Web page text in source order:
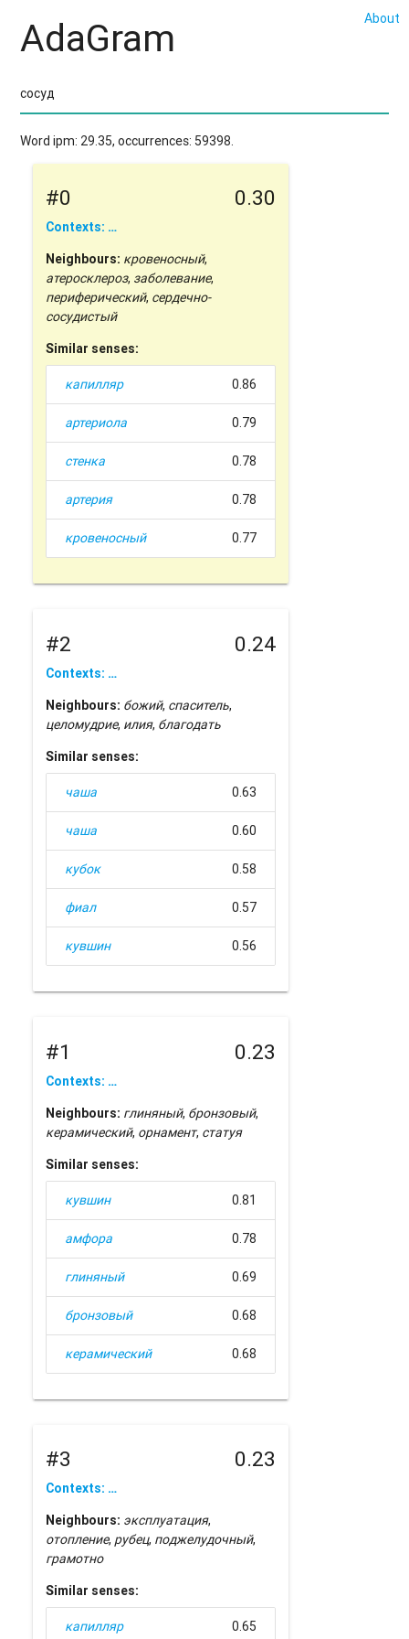
About
AdaGram
Word ipm: 29.35, occurrences: 59398.
#0 0.30
Contexts: …
Neighbours: кровеносный,
атеросклероз, заболевание,
периферический, сердечно-
сосудистый
Similar senses:
капилляр 0.86
артериола 0.79
стенка 0.78
артерия 0.78
кровеносный 0.77
#2 0.24
Contexts: …
Neighbours: божий, спаситель,
целомудрие, илия, благодать
Similar senses:
чаша 0.63
чаша 0.60
кубок 0.58
фиал 0.57
кувшин 0.56
#1 0.23
Contexts: …
Neighbours: глиняный, бронзовый,
керамический, орнамент, статуя
Similar senses:
кувшин 0.81
амфора 0.78
глиняный 0.69
бронзовый 0.68
керамический 0.68
#3 0.23
Contexts: …
Neighbours: эксплуатация,
отопление, рубец, поджелудочный,
грамотно
Similar senses:
капилляр 0.65